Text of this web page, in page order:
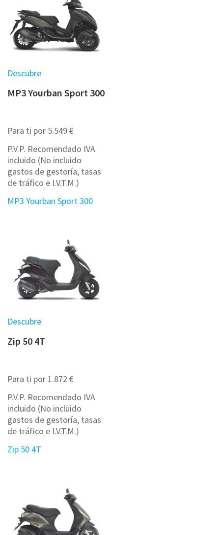
Descubre
MP3 Yourban Sport 300
Para ti por 5.549 €
P.V.P. Recomendado IVA
incluido (No incluido
gastos de gestoría, tasas
de tráfico e I.V.T.M.)
MP3 Yourban Sport 300
Descubre
Zip 50 4T
Para ti por 1.872 €
P.V.P. Recomendado IVA
incluido (No incluido
gastos de gestoría, tasas
de tráfico e I.V.T.M.)
Zip 50 4T